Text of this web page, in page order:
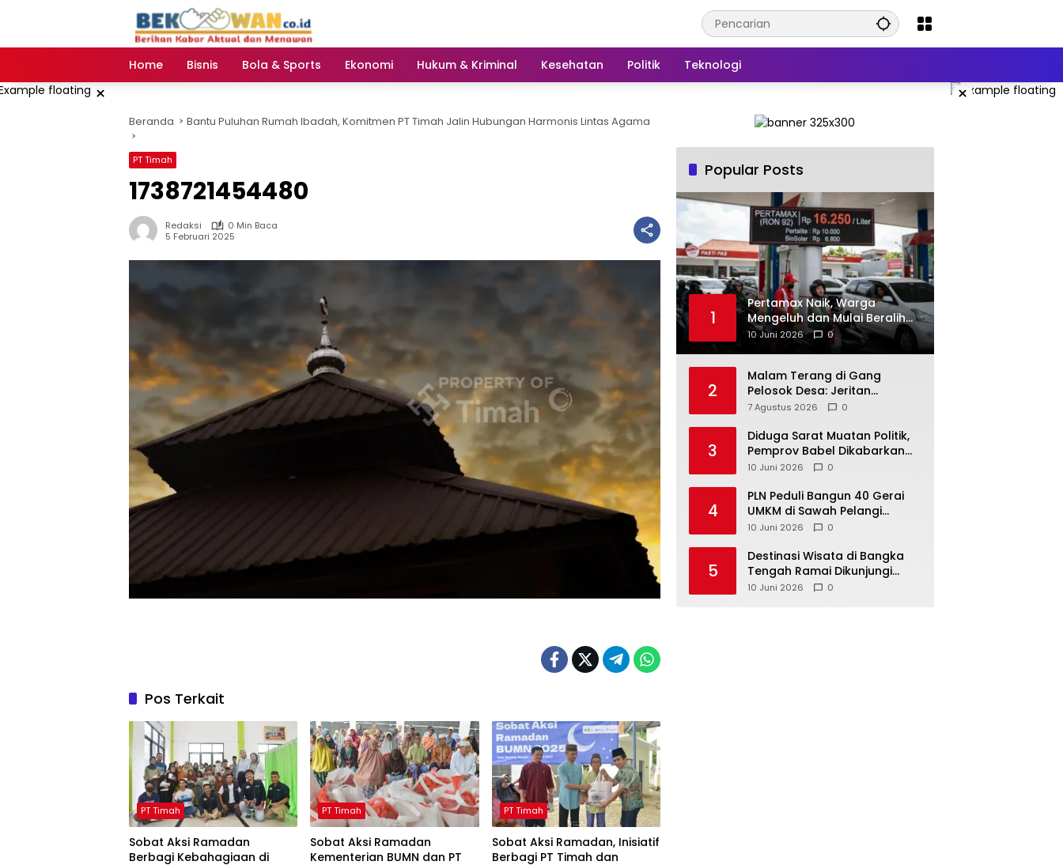
Home
Bisnis Bola & Sports Ekonomi Hukum & Kriminal Kesehatan Politik Teknologi
× ×
Beranda Bantu Puluhan Rumah Ibadah, Komitmen PT Timah Jalin Hubungan Harmonis Lintas Agama
PT Timah
1738721454480
Redaksi
0 Min Baca
5 Februari 2025
Pos Terkait
PT Timah
Sobat Aksi Ramadan
Berbagi Kebahagiaan di
PT Timah
Sobat Aksi Ramadan
Kementerian BUMN dan PT
PT Timah
Sobat Aksi Ramadan, Inisiatif
Berbagi PT Timah dan
Popular Posts
1
‎Pertamax Naik, Warga
Mengeluh dan Mulai Beralih
ke Pertalite Meski Harus Antre
10 Juni 2026 0
2
Malam Terang di Gang
Pelosok Desa: Jeritan
Harapan Ketua APDESI
Babel
7 Agustus 2026 0
3
‎Diduga Sarat Muatan Politik,
Pemprov Babel Dikabarkan
Lakukan Rotasi Besar-
10 Juni 2026 0
4
‎PLN Peduli Bangun 40 Gerai
UMKM di Sawah Pelangi
Namang, Dorong
10 Juni 2026 0
5
‎Destinasi Wisata di Bangka
Tengah Ramai Dikunjungi
Masyarakat Saat Libur dan
10 Juni 2026 0